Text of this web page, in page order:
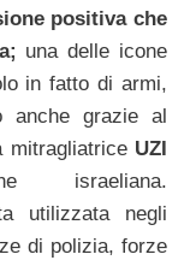
positiva che
una delle icone
in fatto di armi,
anche grazie al
mitragliatrice UZI
israeliana.
utilizzata negli
di polizia, forze